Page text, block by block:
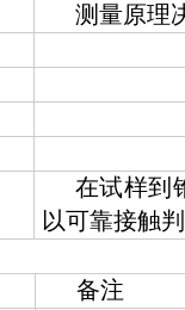
测量原理
在试样到
以可靠接触判
备注